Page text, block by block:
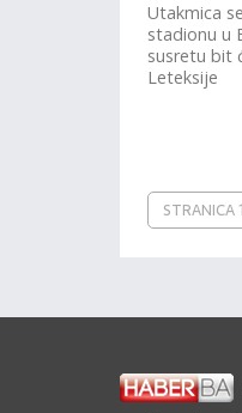
Utakmica
stadionu u
susretu bit
Leteksije
STRANICA